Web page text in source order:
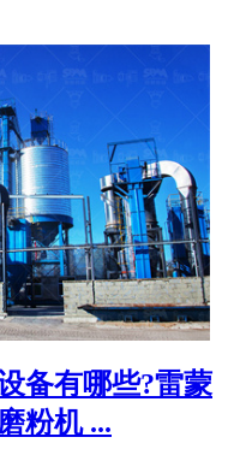
备有哪些?雷蒙
粉机 ...